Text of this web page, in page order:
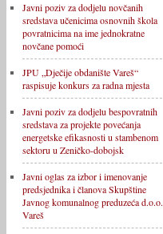
Javni poziv za dodjelu novčanih
sredstava učenicima osnovnih škola
povratnicima na ime jednokratne
novčane pomoći
JPU „Dječije obdanište Vareš“
raspisuje konkurs za radna mjesta
Javni poziv za dodjelu bespovratnih
sredstava za projekte povećanja
energetske efikasnosti u stambenom
sektoru u Zeničko-dobojsk
Javni oglas za izbor i imenovanje
predsjednika i članova Skupštine
Javnog komunalnog preduzeća d.o.o.
Vareš